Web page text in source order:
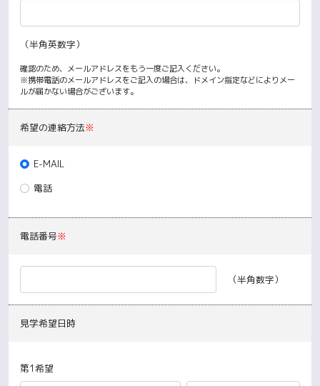
（半角英数字）
確認のため、メールアドレスをもう一度ご記入ください。
※携帯電話のメールアドレスをご記入の場合は、ドメイン指定などによりメー
ルが届かない場合がございます。
希望の連絡方法※
E-MAIL
電話
電話番号※
（半角数字）
見学希望日時
第1希望